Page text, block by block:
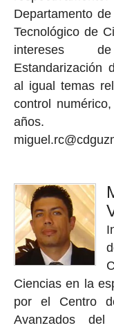
Departamento
Tecnológico de
intereses
Estandarización
al igual temas
control
años.
Ciencias en la
por el Centro
Avanzados del